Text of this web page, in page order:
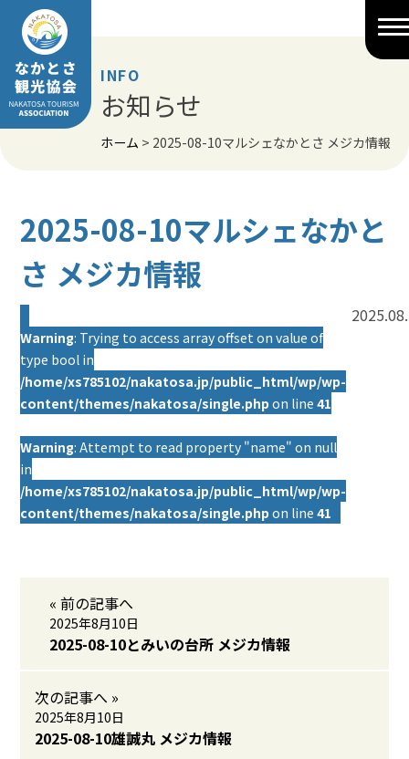
Skip
content
INFO
お知らせ
ホーム > 2025-08-10マルシェなかとさ メジカ情報
2025-08-10マルシェなかと
さ メジカ情報
Warning: Trying to access array offset on value of
type bool in
/home/xs785102/nakatosa.jp/public_html/wp/wp-
content/themes/nakatosa/single.php on line41
Warning: Attempt to read property "name" on null
in
/home/xs785102/nakatosa.jp/public_html/wp/wp-
content/themes/nakatosa/single.php on line41
« 前の記事へ
2025年8月10日
2025-08-10とみいの台所 メジカ情報
次の記事へ »
2025年8月10日
2025-08-10雄誠丸 メジカ情報